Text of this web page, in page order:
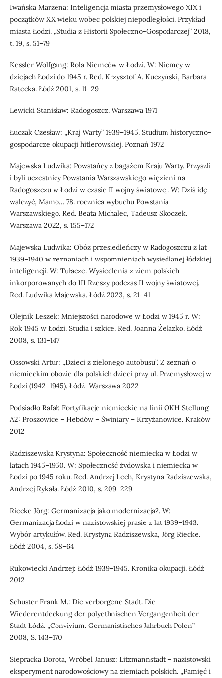
Iwańska Marzena: Inteligencja miasta przemysłowego XIX i
początków XX wieku wobec polskiej niepodległości. Przykład
miasta Łodzi. „Studia z Historii Społeczno-Gospodarczej” 2018,
t. 19, s. 51–79
Kessler Wolfgang: Rola Niemców w Łodzi. W: Niemcy w
dziejach Łodzi do 1945 r. Red. Krzysztof A. Kuczyński, Barbara
Ratecka. Łódź 2001, s. 11–29
Lewicki Stanisław: Radogoszcz. Warszawa 1971
Łuczak Czesław: „Kraj Warty” 1939–1945. Studium historyczno-
gospodarcze okupacji hitlerowskiej. Poznań 1972
Majewska Ludwika: Powstańcy z bagażem Kraju Warty. Przyszli
i byli uczestnicy Powstania Warszawskiego więzieni na
Radogoszczu w Łodzi w czasie II wojny światowej. W: Dziś idę
walczyć, Mamo… 78. rocznica wybuchu Powstania
Warszawskiego. Red. Beata Michalec, Tadeusz Skoczek.
Warszawa 2022, s. 155–172
Majewska Ludwika: Obóz przesiedleńczy w Radogoszczu z lat
1939–1940 w zeznaniach i wspomnieniach wysiedlanej łódzkiej
inteligencji. W: Tułacze. Wysiedlenia z ziem polskich
inkorporowanych do III Rzeszy podczas II wojny światowej.
Red. Ludwika Majewska. Łódź 2023, s. 21–41
Olejnik Leszek: Mniejszości narodowe w Łodzi w 1945 r. W:
Rok 1945 w Łodzi. Studia i szkice. Red. Joanna Żelazko. Łódź
2008, s. 131–147
Ossowski Artur: „Dzieci z zielonego autobusu”. Z zeznań o
niemieckim obozie dla polskich dzieci przy ul. Przemysłowej w
Łodzi (1942–1945). Łódź–Warszawa 2022
Podsiadło Rafał: Fortyfikacje niemieckie na linii OKH Stellung
A2: Proszowice – Hebdów – Świniary – Krzyżanowice. Kraków
2012
Radziszewska Krystyna: Społeczność niemiecka w Łodzi w
latach 1945–1950. W: Społeczność żydowska i niemiecka w
Łodzi po 1945 roku. Red. Andrzej Lech, Krystyna Radziszewska,
Andrzej Rykała. Łódź 2010, s. 209–229
Riecke Jörg: Germanizacja jako modernizacja?. W:
Germanizacja Łodzi w nazistowskiej prasie z lat 1939–1943.
Wybór artykułów. Red. Krystyna Radziszewska, Jörg Riecke.
Łódź 2004, s. 58–64
Rukowiecki Andrzej: Łódź 1939–1945. Kronika okupacji. Łódź
2012
Schuster Frank M.: Die verborgene Stadt. Die
Wiederentdeckung der polyethnischen Vergangenheit der
Stadt Łódź. „Convivium. Germanistisches Jahrbuch Polen”
2008, S. 143–170
Siepracka Dorota, Wróbel Janusz: Litzmannstadt – nazistowski
eksperyment narodowościowy na ziemiach polskich. „Pamięć i